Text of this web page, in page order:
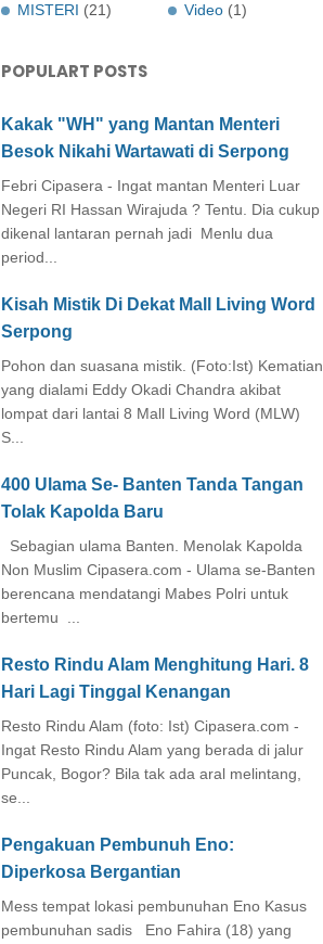
MISTERI (21)
Video (1)
POPULART POSTS
Kakak "WH" yang Mantan Menteri
Besok Nikahi Wartawati di Serpong
Febri Cipasera - Ingat mantan Menteri Luar
Negeri RI Hassan Wirajuda ? Tentu. Dia cukup
dikenal lantaran pernah jadi Menlu dua
period...
Kisah Mistik Di Dekat Mall Living Word
Serpong
Pohon dan suasana mistik. (Foto:Ist) Kematian
yang dialami Eddy Okadi Chandra akibat
lompat dari lantai 8 Mall Living Word (MLW)
S...
400 Ulama Se- Banten Tanda Tangan
Tolak Kapolda Baru
Sebagian ulama Banten. Menolak Kapolda
Non Muslim Cipasera.com - Ulama se-Banten
berencana mendatangi Mabes Polri untuk
bertemu ...
Resto Rindu Alam Menghitung Hari. 8
Hari Lagi Tinggal Kenangan
Resto Rindu Alam (foto: Ist) Cipasera.com -
Ingat Resto Rindu Alam yang berada di jalur
Puncak, Bogor? Bila tak ada aral melintang,
se...
Pengakuan Pembunuh Eno:
Diperkosa Bergantian
Mess tempat lokasi pembunuhan Eno Kasus
pembunuhan sadis Eno Fahira (18) yang